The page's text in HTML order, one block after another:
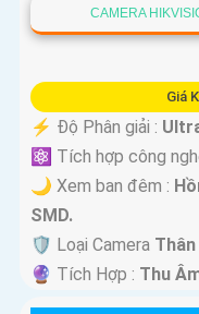
CAMERA
Giá
️⚡ Độ Phân giải :
⚛️ Tích hợp công
🌙 Xem ban đêm :
SMD.
🛡 Loại Camera
️🔮 Tích Hợp : Thu